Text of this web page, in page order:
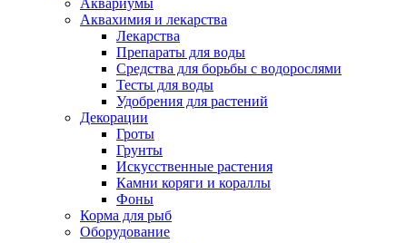
Аквариумы
Аквахимия и лекарства
Лекарства
Препараты для воды
Средства для борьбы с водорослями
Тесты для воды
Удобрения для растений
Декорации
Гроты
Грунты
Искусственные растения
Камни коряги и кораллы
Фоны
Корма для рыб
Оборудование